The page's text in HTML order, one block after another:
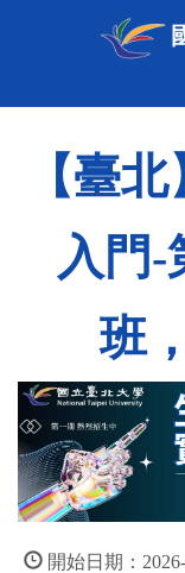
【臺
入門-
班
開始日期：